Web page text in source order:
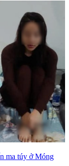
ma túy ở Móng